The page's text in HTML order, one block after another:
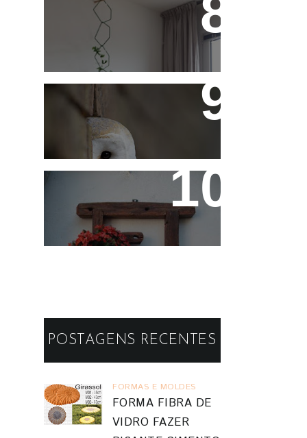
Treliças, Ganchos e
Suportes - Parte 1
Fotos de Domingo - As
Melhores da Semana
Madeira - Painéis e
Vasos de Parede
POSTAGENS RECENTES
FORMAS E MOLDES
FORMA FIBRA DE
VIDRO FAZER